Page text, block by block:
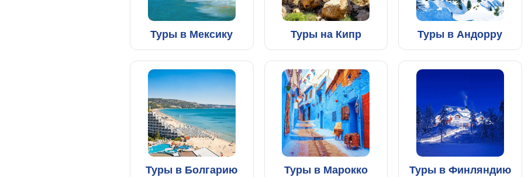
Туры в Мексику Туры на Кипр Туры в Андорру
Туры в Болгарию Туры в Марокко Туры в Финляндию